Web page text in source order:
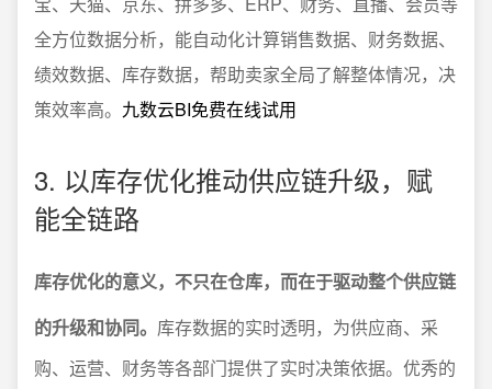
全方位数据分析，能自动化计算销售数据、财务数据、
绩效数据、库存数据，帮助卖家全局了解整体情况，决
策效率高。 九数云BI免费在线试用
3. 以库存优化推动供应链升级，赋
能全链路
库存优化的意义，不只在仓库，而在于驱动整个供应链
的升级和协同。 库存数据的实时透明，为供应商、采
购、运营、财务等各部门提供了实时决策依据。优秀的